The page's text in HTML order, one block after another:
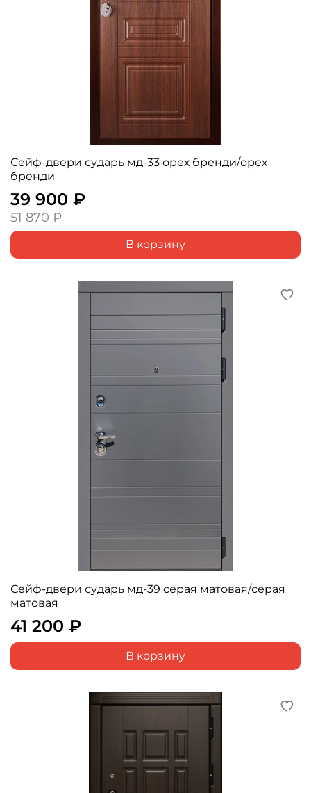
Сейф-двери сударь мд-33 орех бренди/орех
бренди
39 900 ₽
51 870 ₽
В корзину
Сейф-двери сударь мд-39 серая матовая/серая
матовая
41 200 ₽
В корзину